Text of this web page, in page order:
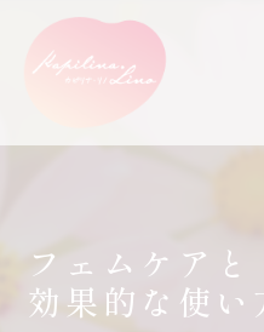
フェムケアと
効果的な使い